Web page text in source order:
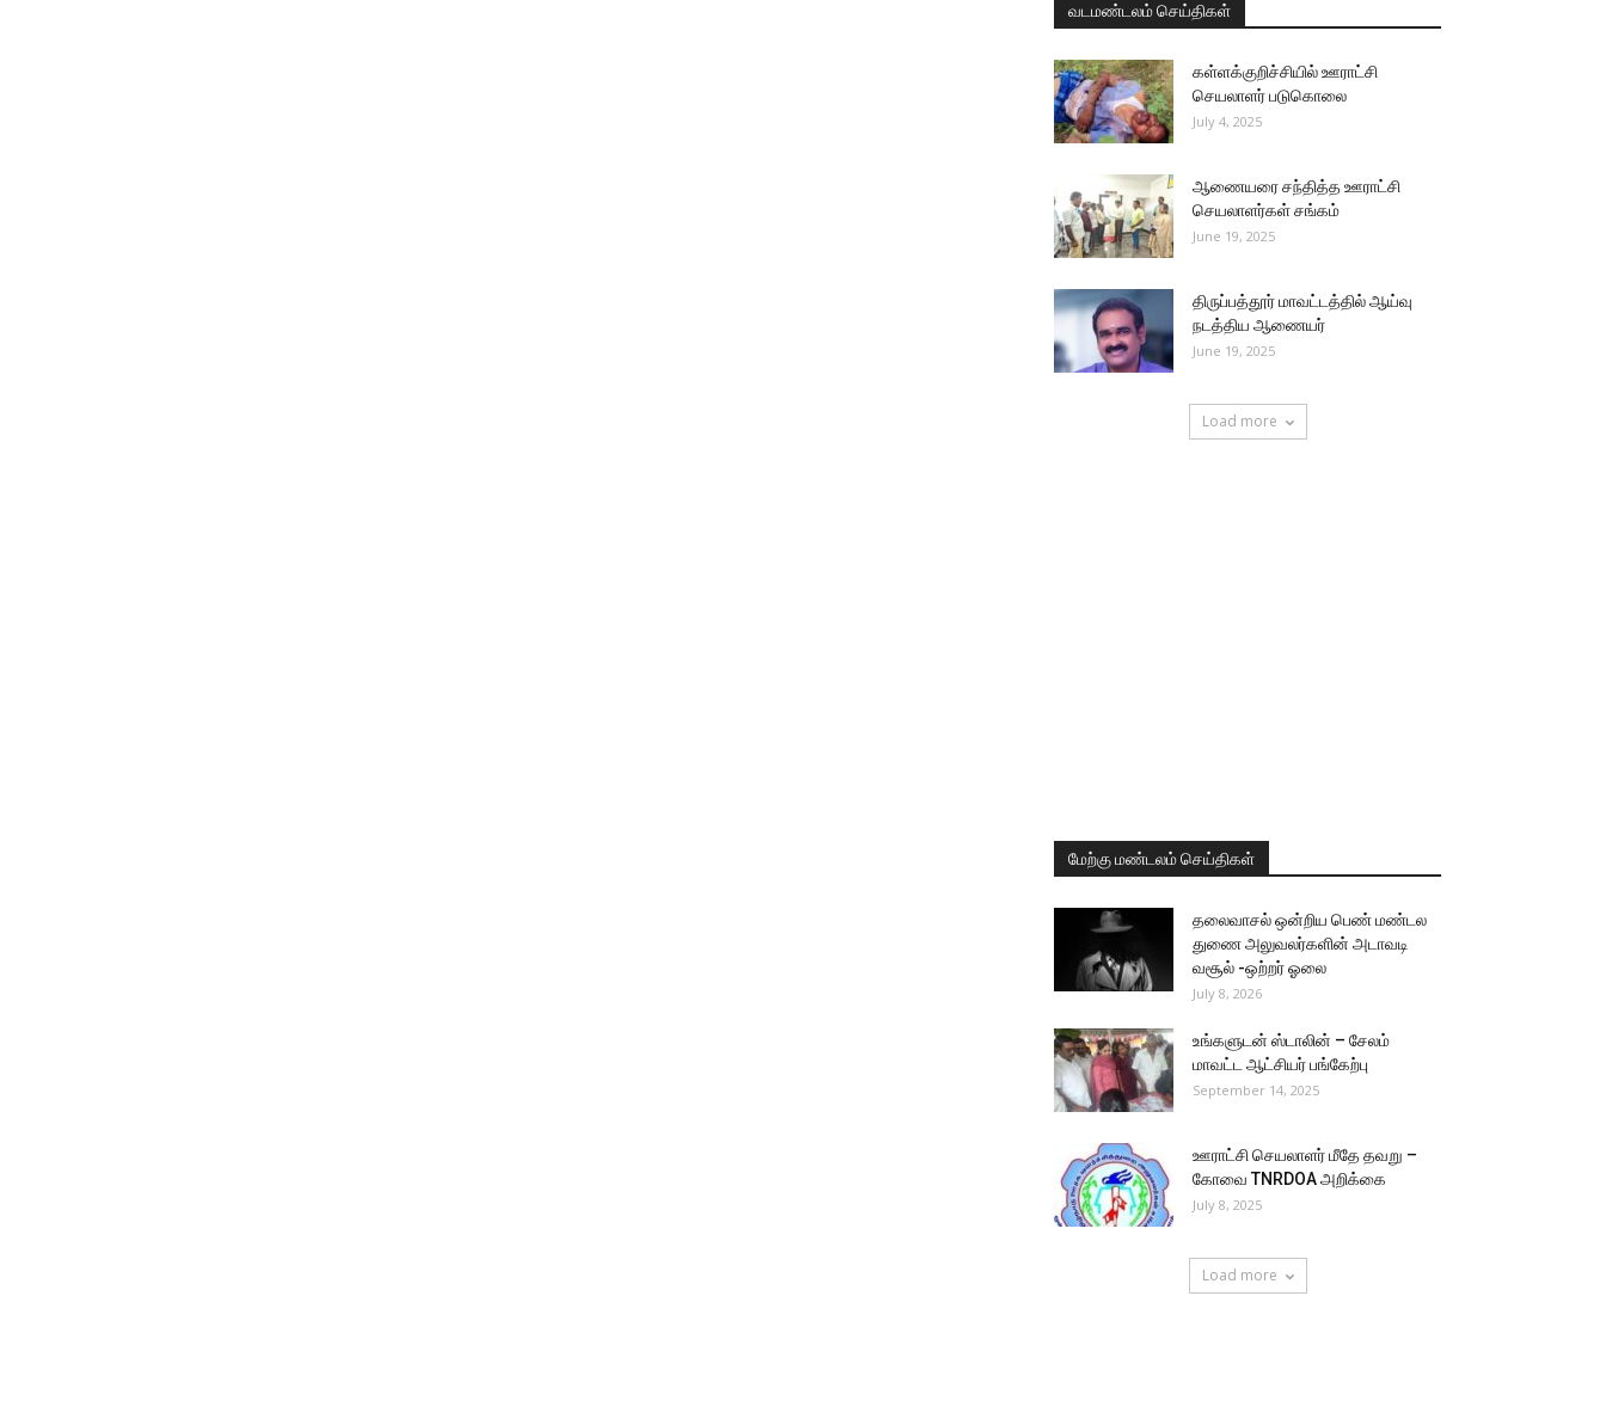
வடமண்டலம் செய்திகள்
கள்ளக்குறிச்சியில் ஊராட்சி
செயலாளர் படுகொலை
July 4, 2025
ஆணையரை சந்தித்த ஊராட்சி
செயலாளர்கள் சங்கம்
June 19, 2025
திருப்பத்தூர் மாவட்டத்தில் ஆய்வு
நடத்திய ஆணையர்
June 19, 2025
Load more
மேற்கு மண்டலம் செய்திகள்
தலைவாசல் ஒன்றிய பெண் மண்டல
துணை அலுவலர்களின் அடாவடி
வசூல் -ஒற்றர் ஓலை
July 8, 2026
உங்களுடன் ஸ்டாலின் – சேலம்
மாவட்ட ஆட்சியர் பங்கேற்பு
September 14, 2025
ஊராட்சி செயலாளர் மீதே தவறு –
கோவை TNRDOA அறிக்கை
July 8, 2025
Load more